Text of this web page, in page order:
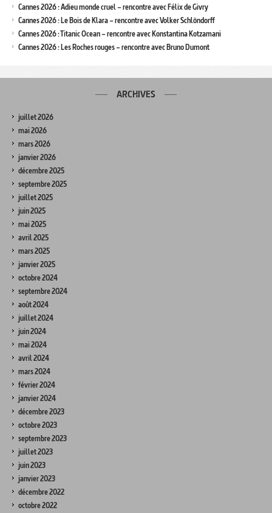
Cannes 2026 : Adieu monde cruel – rencontre avec Félix de Givry
Cannes 2026 : Le Bois de Klara – rencontre avec Volker Schlöndorff
Cannes 2026 : Titanic Ocean – rencontre avec Konstantina Kotzamani
Cannes 2026 : Les Roches rouges – rencontre avec Bruno Dumont
ARCHIVES
juillet 2026
mai 2026
mars 2026
janvier 2026
décembre 2025
septembre 2025
juillet 2025
juin 2025
mai 2025
avril 2025
mars 2025
janvier 2025
octobre 2024
septembre 2024
août 2024
juillet 2024
juin 2024
mai 2024
avril 2024
mars 2024
février 2024
janvier 2024
décembre 2023
octobre 2023
septembre 2023
juillet 2023
juin 2023
janvier 2023
décembre 2022
octobre 2022